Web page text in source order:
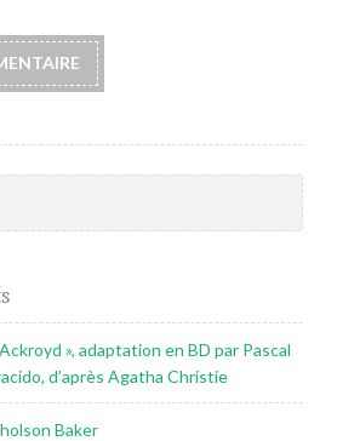
», adaptation en BD par Pascal
d’après Agatha Christie
Baker